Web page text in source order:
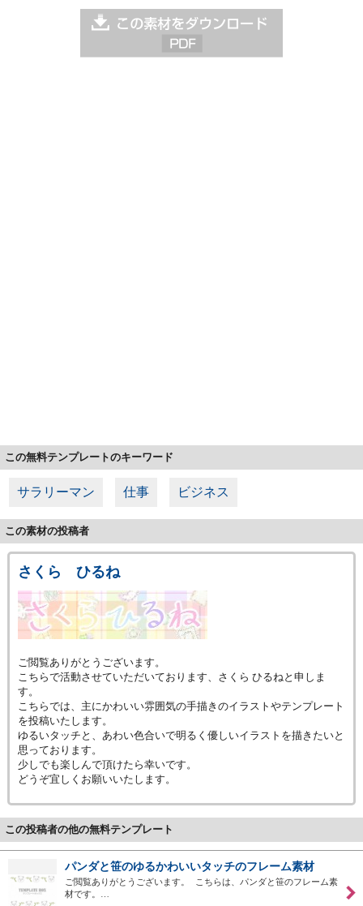
この無料テンプレートのキーワード
サラリーマン 仕事 ビジネス
この素材の投稿者
さくら ひるね
ご閲覧ありがとうございます。
こちらで活動させていただいております、さくら ひるねと申しま
す。
こちらでは、主にかわいい雰囲気の手描きのイラストやテンプレート
を投稿いたします。
ゆるいタッチと、あわい色合いで明るく優しいイラストを描きたいと
思っております。
少しでも楽しんで頂けたら幸いです。
どうぞ宜しくお願いいたします。
この投稿者の他の無料テンプレート
パンダと笹のゆるかわいいタッチのフレーム素材
ご閲覧ありがとうございます。 こちらは、パンダと笹のフレーム素
材です。…